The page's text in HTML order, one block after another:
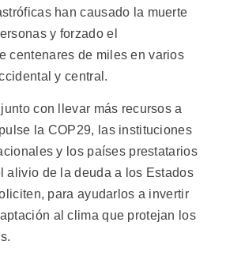
han causado la muerte
y forzado el
centenares de miles en varios
y central.
con llevar más recursos a
la COP29, las instituciones
y los países prestatarios
alivio de la deuda a los Estados
para ayudarlos a invertir
al clima que protejan los